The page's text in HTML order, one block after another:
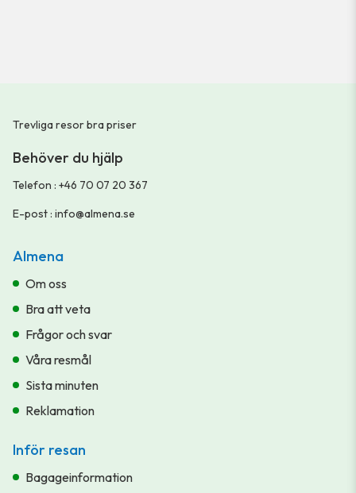
Trevliga resor bra priser
Behöver du hjälp
Telefon : +46 70 07 20 367
E-post : info@almena.se
Almena
Om oss
Bra att veta
Frågor och svar
Våra resmål
Sista minuten
Reklamation
Inför resan
Bagageinformation